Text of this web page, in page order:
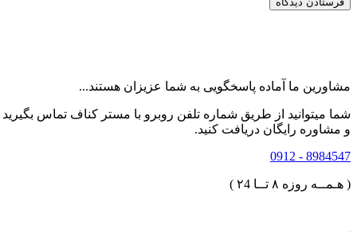
مشاورین ما آماده پاسخگویی به شما عزیزان هستند...
شما میتوانید از طریق شماره تلفن روبرو با مستر کناف تماس بگیرید
و مشاوره رایگان دریافت کنید.
8984547 - 0912
( هـمــه روزه ۸ تــا ۲4 )